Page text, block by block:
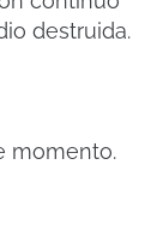
destruida.
momento.